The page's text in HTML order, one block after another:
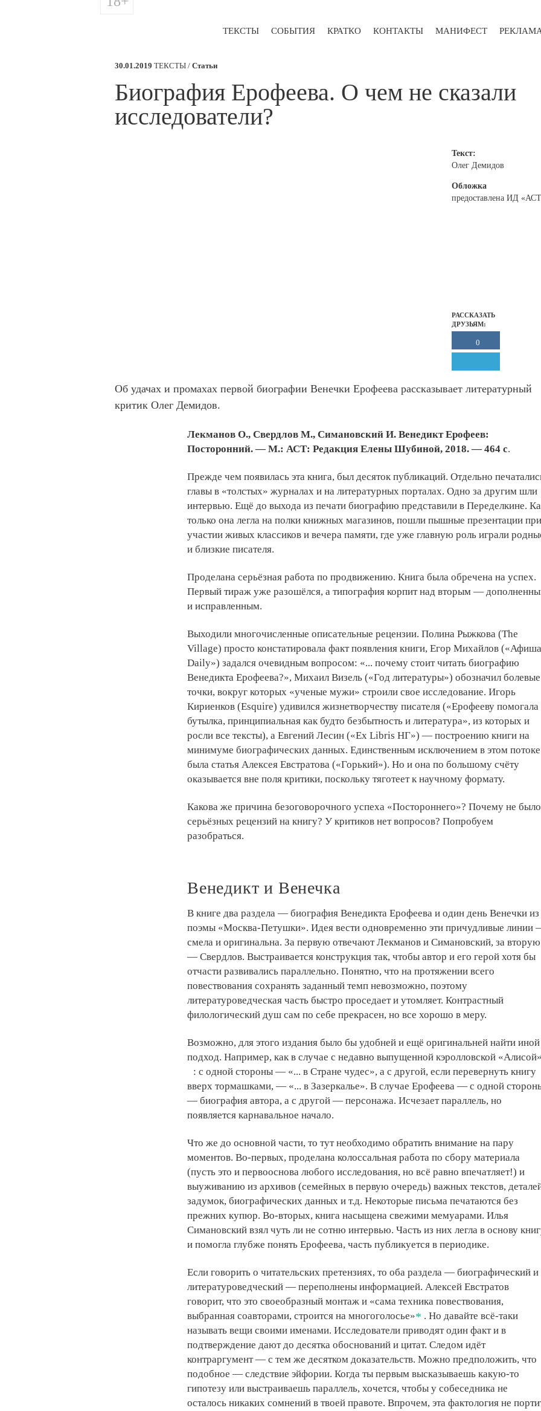
ТЕКСТЫ СОБЫТИЯ КРАТКО КОНТАКТЫ МАНИФЕСТ
30.01.2019 ТЕКСТЫ / Статьи
​Биография Ерофеева. О чем не сказали
исследователи?
Текст:
Олег Демидов
Обложка
предоставлена ИД
РАССКАЗАТЬ
ДРУЗЬЯМ:
0
Об удачах и промахах первой биографии Венечки Ерофеева рассказывает литературный
критик Олег Демидов.
Лекманов О., Свердлов М., Симановский И. Венедикт Ерофеев:
Посторонний. — М.: АСТ: Редакция Елены Шубиной, 2018. — 464 с.
Прежде чем появилась эта книга, был десяток публикаций. Отдельно
главы в «толстых» журналах и на литературных порталах. Одно за другим шли
интервью. Ещё до выхода из печати биографию представили в Переделкине.
только она легла на полки книжных магазинов, пошли пышные презентации при
участии живых классиков и вечера памяти, где уже главную роль играли
и близкие писателя.
Проделана серьёзная работа по продвижению. Книга была обречена на успех.
Первый тираж уже разошёлся, а типография корпит над вторым —
и исправленным.
Выходили многочисленные описательные рецензии. Полина Рыжкова (The
Village) просто констатировала факт появления книги, Егор Михайлов
Daily») задался очевидным вопросом: «... почему стоит читать биографию
Венедикта Ерофеева?», Михаил Визель («Год литературы») обозначил болевые
точки, вокруг которых «ученые мужи» строили свое исследование. Игорь
Кириенков (Esquire) удивился жизнетворчеству писателя («Ерофееву помогала
бутылка, принципиальная как будто безбытность и литература», из которых и
росли все тексты), а Евгений Лесин («Ex Libris НГ») — построению книги на
минимуме биографических данных. Единственным исключением в этом потоке
была статья Алексея Евстратова («Горький»). Но и она по большому счёту
оказывается вне поля критики, поскольку тяготеет к научному формату.
Какова же причина безоговорочного успеха «Постороннего»? Почему не было
серьёзных рецензий на книгу? У критиков нет вопросов? Попробуем
разобраться.
Венедикт и Венечка
В книге два раздела — биография Венедикта Ерофеева и один день Венечки из
поэмы «Москва-Петушки». Идея вести одновременно эти причудливые линии
смела и оригинальна. За первую отвечают Лекманов и Симановский, за вторую
— Свердлов. Выстраивается конструкция так, чтобы автор и его герой хотя бы
отчасти развивались параллельно. Понятно, что на протяжении всего
повествования сохранять заданный темп невозможно, поэтому
литературоведческая часть быстро проседает и утомляет. Контрастный
филологический душ сам по себе прекрасен, но все хорошо в меру.
Возможно, для этого издания было бы удобней и ещё оригинальней найти иной
подход. Например, как в случае с недавно выпущенной кэролловской
: с одной стороны — «... в Стране чудес», а с другой, если перевернуть книгу
вверх тормашками, — «... в Зазеркалье». В случае Ерофеева — с одной
— биография автора, а с другой — персонажа. Исчезает параллель, но
появляется карнавальное начало.
Что же до основной части, то тут необходимо обратить внимание на пару
моментов. Во-первых, проделана колоссальная работа по сбору материала
(пусть это и первооснова любого исследования, но всё равно впечатляет!) и
выуживанию из архивов (семейных в первую очередь) важных текстов,
задумок, биографических данных и т.д. Некоторые письма печатаются без
прежних купюр. Во-вторых, книга насыщена свежими мемуарами. Илья
Симановский взял чуть ли не сотню интервью. Часть из них легла в основу
и помогла глубже понять Ерофеева, часть публикуется в периодике.
Если говорить о читательских претензиях, то оба раздела — биографический и
литературоведческий — переполнены информацией. Алексей Евстратов
говорит, что это своеобразный монтаж и «сама техника повествования,
выбранная соавторами, строится на многоголосье» . Но давайте всё-таки
называть вещи своими именами. Исследователи приводят один факт и в
подтверждение дают до десятка обоснований и цитат. Следом идёт
контраргумент — с тем же десятком доказательств. Можно предположить, что
подобное — следствие эйфории. Когда ты первым высказываешь какую-то
гипотезу или выстраиваешь параллель, хочется, чтобы у собеседника не
осталось никаких сомнений в твоей правоте. Впрочем, эта фактология не